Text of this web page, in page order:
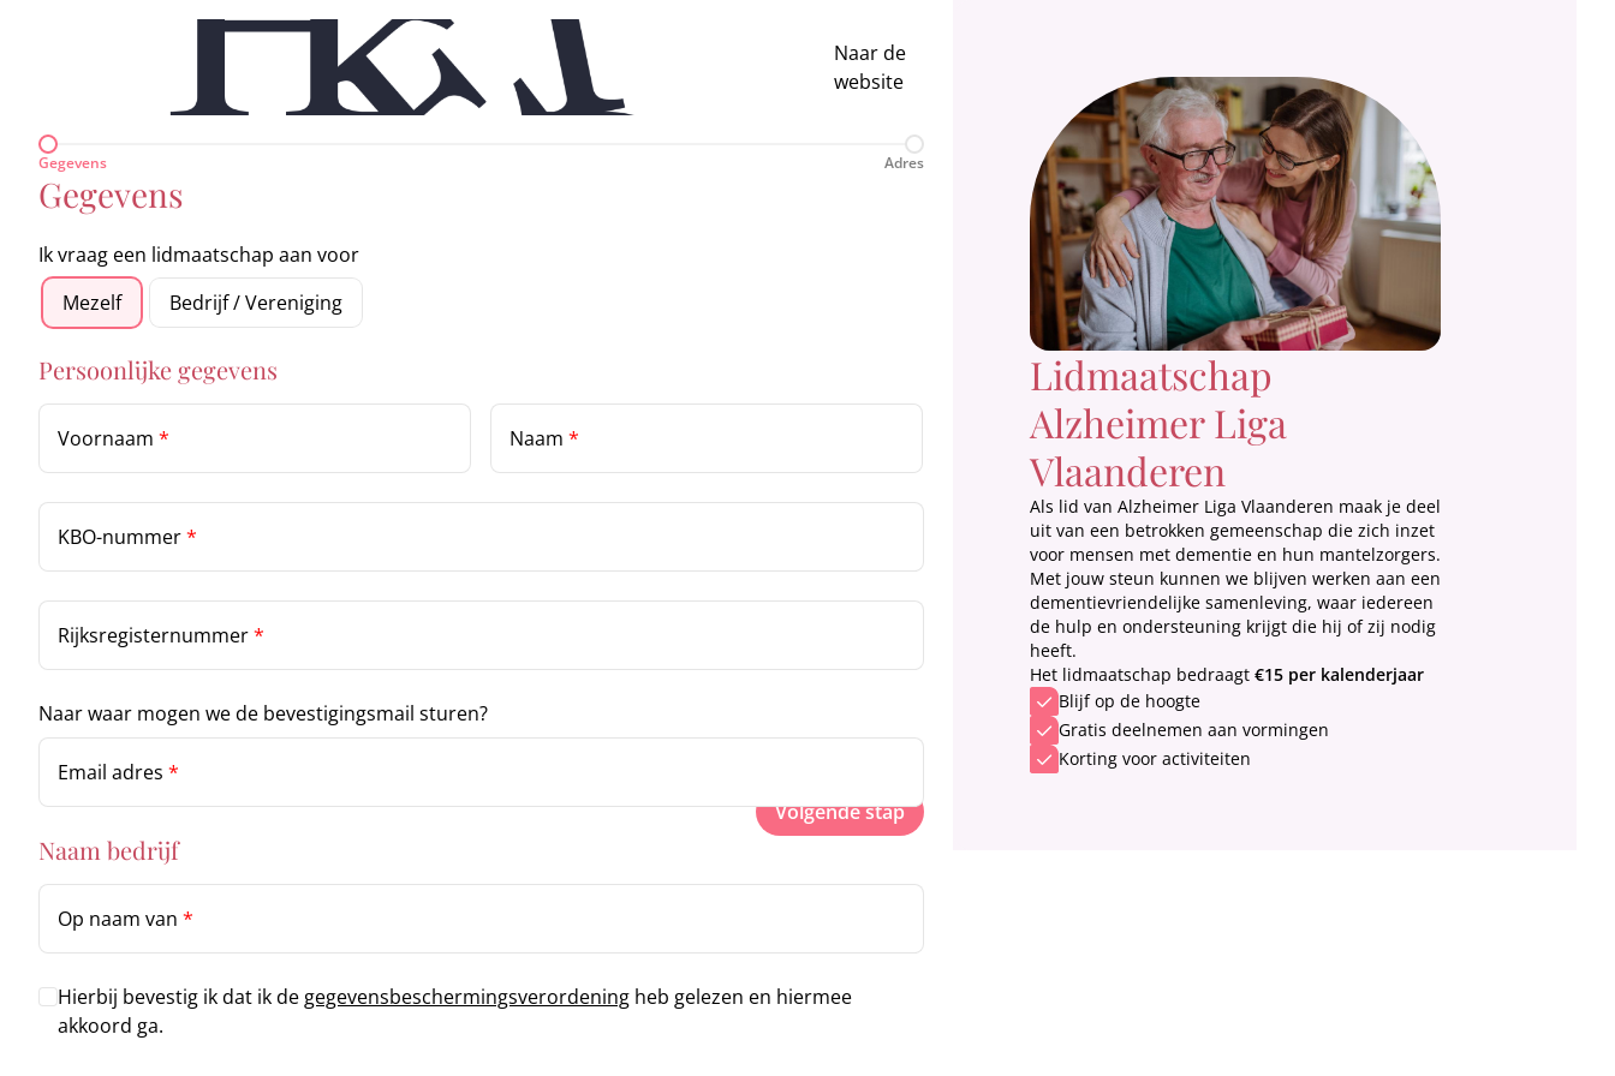
Naar de
website
Gegevens Adres
Gegevens
Ik vraag een lidmaatschap aan voor
Mezelf
Bedrijf / Vereniging
Persoonlijke gegevens
Voornaam * Naam*
KBO-nummer*
Rijksregisternummer*
Naar waar mogen we de bevestigingsmail sturen?
Email adres *
Naam bedrijf
Op naam van *
Hierbij bevestig ik dat ik de gegevensbeschermingsverordening heb gelezen en hiermee
akkoord ga.
Volgende stap
Lidmaatschap
Alzheimer Liga
Vlaanderen
Als lid van Alzheimer Liga Vlaanderen maak je deel
uit van een betrokken gemeenschap die zich inzet
voor mensen met dementie en hun mantelzorgers.
Met jouw steun kunnen we blijven werken aan een
dementievriendelijke samenleving, waar iedereen
de hulp en ondersteuning krijgt die hij of zij nodig
heeft.
Het lidmaatschap bedraagt €15 per kalenderjaar
Blijf op de hoogte
Gratis deelnemen aan vormingen
Korting voor activiteiten